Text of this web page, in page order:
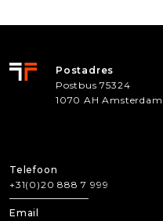
Postadres
Postbus 75324
1070 AH Amsterdam
Telefoon
+31(0)20 888 7 999
Email